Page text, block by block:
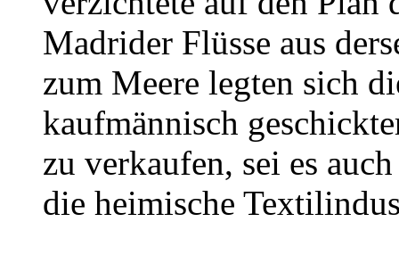
Madrider Flüsse aus
zum Meere legten sich
kaufmännisch
zu verkaufen, sei es
die heimische